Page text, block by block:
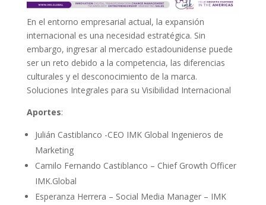
En el entorno empresarial actual, la expansión
internacional es una necesidad estratégica. Sin
embargo, ingresar al mercado estadounidense puede
ser un reto debido a la competencia, las diferencias
culturales y el desconocimiento de la marca.
Soluciones Integrales para su Visibilidad Internacional
Aportes:
Julián Castiblanco -CEO IMK Global Ingenieros de
Marketing
Camilo Fernando Castiblanco – Chief Growth Officer
IMK.Global
Esperanza Herrera – Social Media Manager – IMK